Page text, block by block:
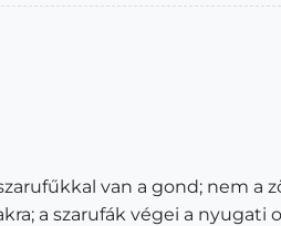
van a gond; nem
a szarufák végei a